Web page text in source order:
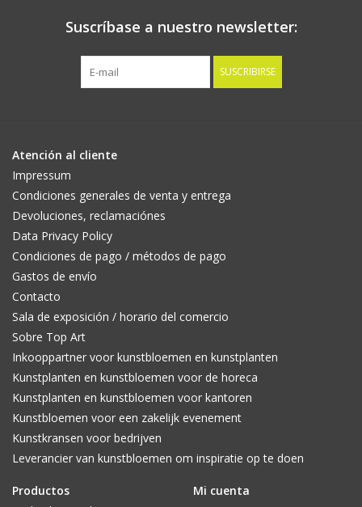
Suscríbase a nuestro newsletter:
SUSCRIBIRSE
Atención al cliente
Impressum
Condiciones generales de venta y entrega
Devoluciones, reclamaciónes
Data Privacy Policy
Condiciones de pago / métodos de pago
Gastos de envío
Contacto
Sala de exposición / horario del comercio
Sobre Top Art
Inkooppartner voor kunstbloemen en kunstplanten
Kunstplanten en kunstbloemen voor de horeca
Kunstplanten en kunstbloemen voor kantoren
Kunstbloemen voor een zakelijk evenement
Kunstkransen voor bedrijven
Leverancier van kunstbloemen om inspiratie op te doen
Productos
Mi cuenta